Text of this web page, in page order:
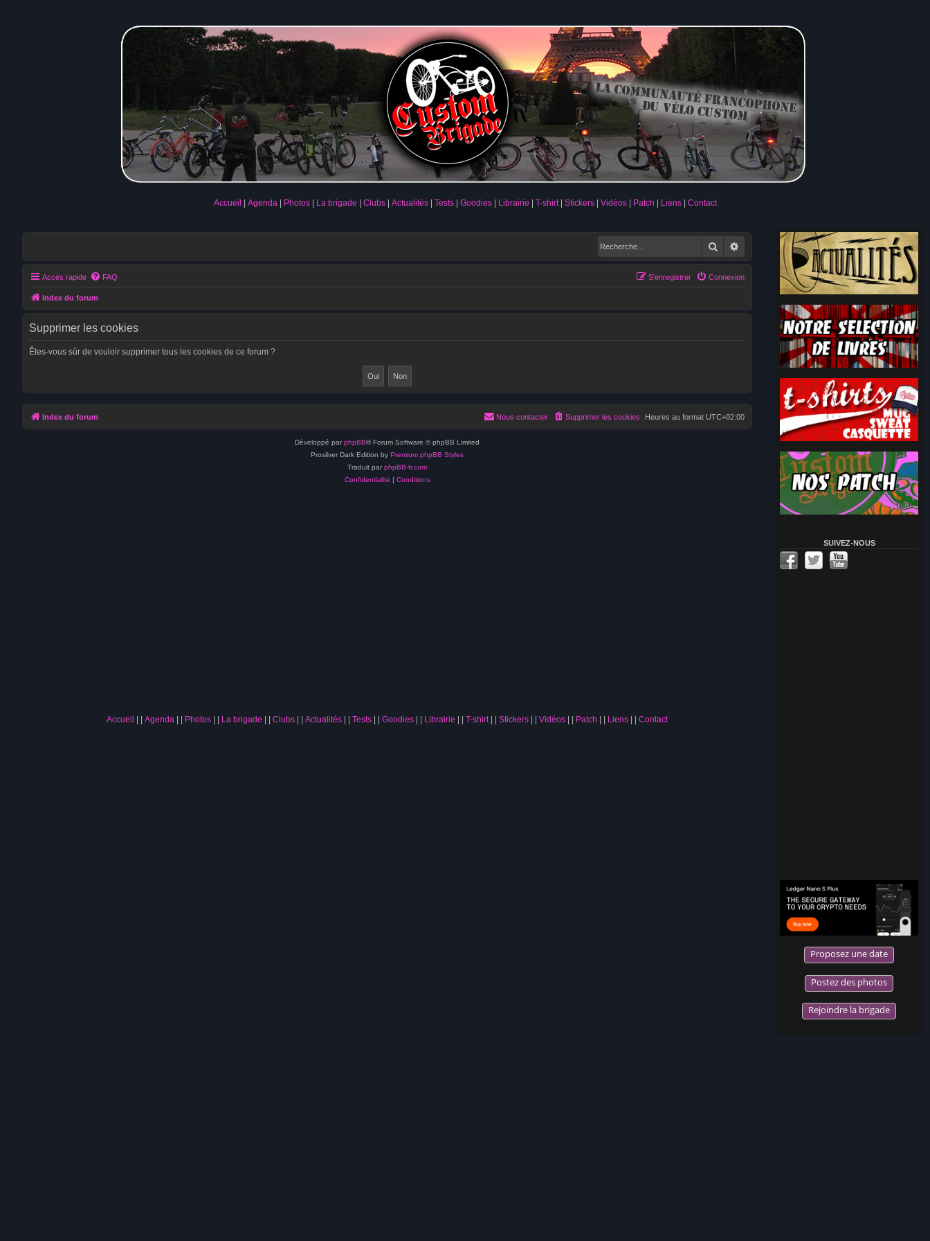
Accueil Agenda Photos La brigade Clubs Actualités Tests Goodies Librairie T-shirt Stickers Vidéos Patch Liens Contact
SUIVEZ-NOUS
Proposez une date
Postez des photos
Rejoindre la brigade
RechercherRecherche avancée
Accès rapide FAQ Connexion
S’enregistrer
Index du forum
Supprimer les cookies
Êtes-vous sûr de vouloir supprimer tous les cookies de ce forum ?
Index du forum Heures au format UTC+02:00
Supprimer les cookies
Nous contacter
Développé par phpBB® Forum Software © phpBB Limited
Prosilver Dark Edition by Premium phpBB Styles
Traduit par phpBB-fr.com
Confidentialité | Conditions
Accueil Agenda Photos La brigade Clubs Actualités Tests Goodies Librairie T-shirt| Stickers Vidéos Patch Liens Contact